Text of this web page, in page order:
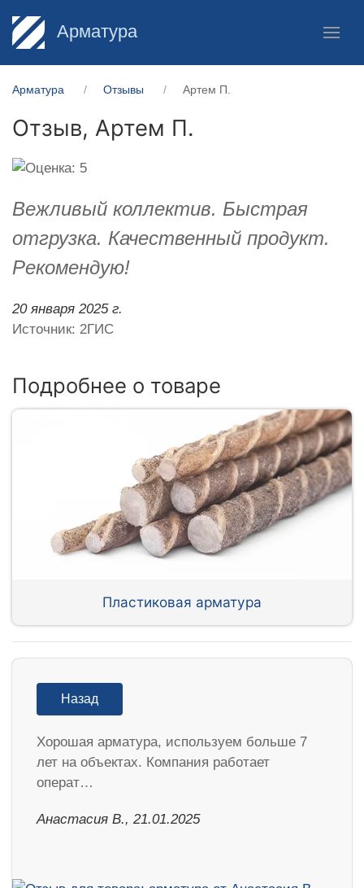
Арматура
Арматура Отзывы Артем П.
Отзыв, Артем П.
Вежливый коллектив. Быстрая
отгрузка. Качественный продукт.
Рекомендую!
20 января 2025 г.
Источник: 2ГИС
Подробнее о товаре
Пластиковая арматура
Назад
Хорошая арматура, используем больше 7
лет на объектах. Компания работает
операт…
Анастасия В., 21.01.2025